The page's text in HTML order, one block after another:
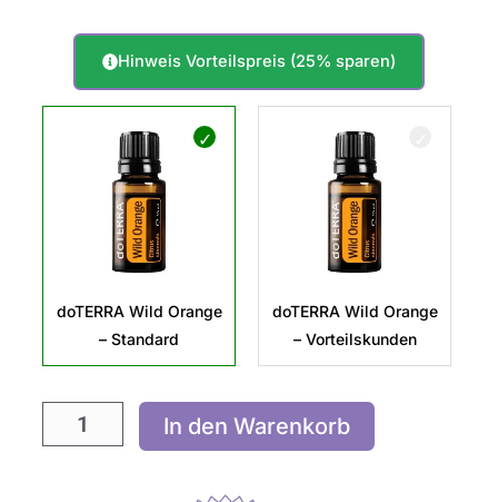
Hinweis Vorteilspreis (25% sparen)
doTERRA Wild Orange
– Standard
doTERRA Wild Orange
– Vorteilskunden
In den Warenkorb